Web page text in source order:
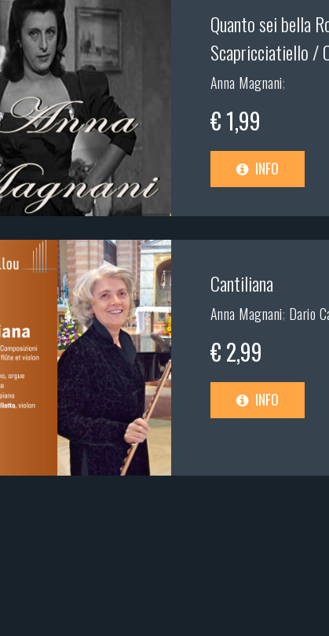
Quanto sei bella
Scapricciatiello /
Anna Magnani;
€ 1,99
INFO
Cantiliana
Anna Magnani; Dario
€ 2,99
INFO